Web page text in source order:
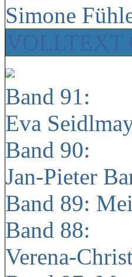
Simone
Band 91:
Eva
Band 90:
Jan-Pieter
Band 89:
Band 88:
Verena-